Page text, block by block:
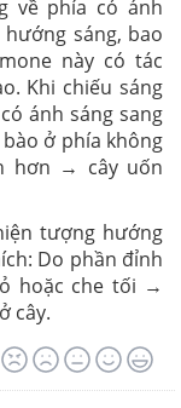
về phía có ánh
sáng, bao
này có tác
Khi chiếu sáng
ánh sáng sang
ở phía không
hơn → cây uốn
tượng hướng
Do phần đỉnh
hoặc che tối →
cây.